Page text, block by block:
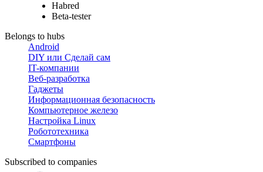
Habred
Beta-tester
Belongs to hubs
Android
DIY или Сделай сам
IT-компании
Веб-разработка
Гаджеты
Информационная безопасность
Компьютерное железо
Настройка Linux
Робототехника
Смартфоны
Subscribed to companies